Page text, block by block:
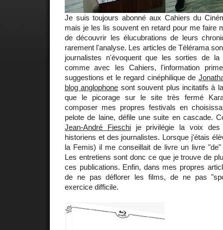
Je suis toujours abonné aux Cahiers du
mais je les lis souvent en retard pour me faire
de découvrir les élucubrations de leurs
rarement l'analyse. Les articles de Télérama
journalistes n'évoquent que les sorties de
comme avec les Cahiers, l'information
suggestions et le regard cinéphilique de
blog anglophone sont souvent plus incitatifs à
que le picorage sur le site très fermé
composer mes propres festivals en
pelote de laine, défile une suite en cascade.
Jean-André Fieschije privilégie la voix des
historiens et des journalistes. Lorsque j'étais
la Femis) il me conseillait de livre un livre
Les entretiens sont donc ce que je trouve de
ces publications. Enfin, dans mes propres
de ne pas déflorer les films, de ne pas
exercice difficile.